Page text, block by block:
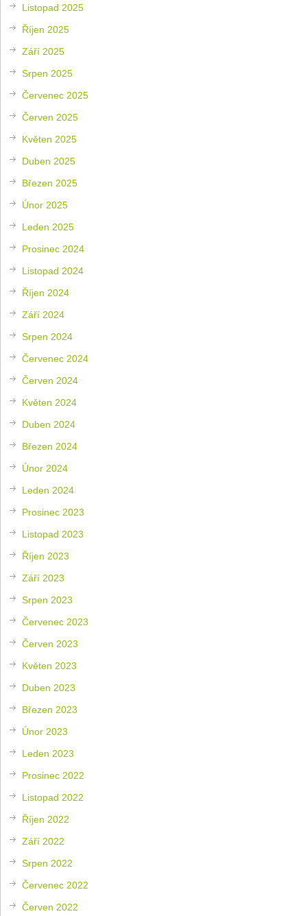
Listopad 2025
Říjen 2025
Září 2025
Srpen 2025
Červenec 2025
Červen 2025
Květen 2025
Duben 2025
Březen 2025
Únor 2025
Leden 2025
Prosinec 2024
Listopad 2024
Říjen 2024
Září 2024
Srpen 2024
Červenec 2024
Červen 2024
Květen 2024
Duben 2024
Březen 2024
Únor 2024
Leden 2024
Prosinec 2023
Listopad 2023
Říjen 2023
Září 2023
Srpen 2023
Červenec 2023
Červen 2023
Květen 2023
Duben 2023
Březen 2023
Únor 2023
Leden 2023
Prosinec 2022
Listopad 2022
Říjen 2022
Září 2022
Srpen 2022
Červenec 2022
Červen 2022